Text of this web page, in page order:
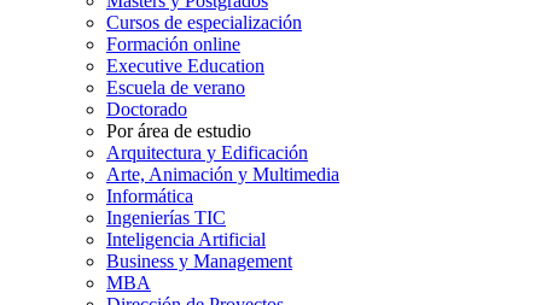
Cursos de especialización
Formación online
Executive Education
Escuela de verano
Doctorado
Por área de estudio
Arquitectura y Edificación
Arte, Animación y Multimedia
Informática
Ingenierías TIC
Inteligencia Artificial
Business y Management
MBA